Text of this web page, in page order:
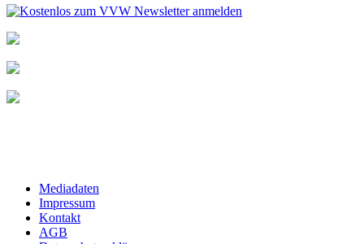
Mediadaten
Impressum
Kontakt
AGB